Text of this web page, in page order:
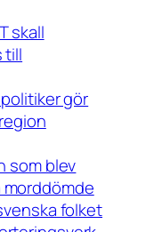
skall
till
gör
som blev
folket